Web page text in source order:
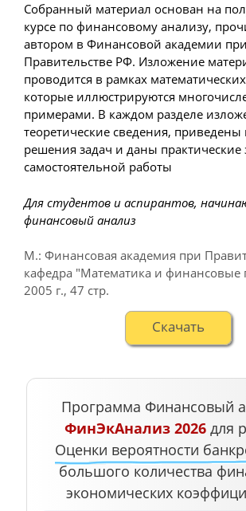
Собранный материал основан на
курсе по финансовому анализу,
автором в Финансовой академии при
Правительстве РФ. Изложение
проводится в рамках
которые иллюстрируются
примерами. В каждом разделе
теоретические сведения,
решения задач и даны практические
самостоятельной работы
Для студентов и аспирантов,
финансовый анализ
М.: Финансовая академия при
кафедра "Математика и финансовые
2005 г., 47 стр.
Cкачать
Программа Финансовый
ФинЭкАнализ 2026для
Оценки вероятности
большого количества
экономических